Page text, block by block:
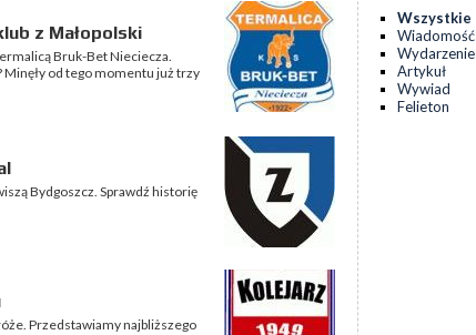
z Małopolski
Bruk-Bet Nieciecza.
od tego momentu już trzy
Bydgoszcz. Sprawdź historię
Przedstawiamy najbliższego
Wszystkie
Wiadomość
Wydarzenie
Artykuł
Wywiad
Felieton